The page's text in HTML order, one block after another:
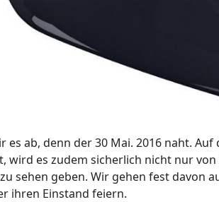
es ab, denn der 30 Mai. 2016 naht. Auf
wird es zudem sicherlich nicht nur
sehen geben. Wir gehen fest davon
ihren Einstand feiern.